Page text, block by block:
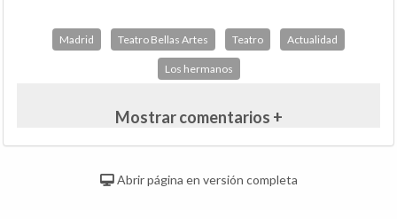
Madrid Teatro Bellas Artes Teatro Actualidad
Los hermanos
Mostrar comentarios +
Abrir página en versión completa